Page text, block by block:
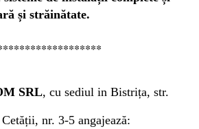
și străinătate.
SRL, cu sediul in Bistrița, str.
nr. 3-5 angajează: